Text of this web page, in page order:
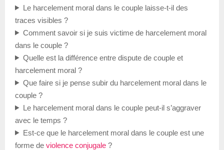
Le harcelement moral dans le couple laisse-t-il des
traces visibles ?
Comment savoir si je suis victime de harcelement moral
dans le couple ?
Quelle est la différence entre dispute de couple et
harcelement moral ?
Que faire si je pense subir du harcelement moral dans le
couple ?
Le harcelement moral dans le couple peut-il s’aggraver
avec le temps ?
Est-ce que le harcelement moral dans le couple est une
forme de violence conjugale ?